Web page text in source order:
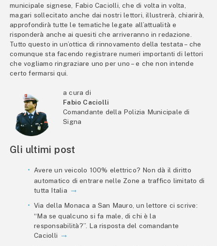
municipale signese, Fabio Caciolli, che di volta in volta,
magari sollecitato anche dai nostri lettori, illustrerà, chiarirà,
approfondirà tutte le tematiche legate all’attualità e
risponderà anche ai quesiti che arriveranno in redazione.
Tutto questo in un’ottica di rinnovamento della testata – che
comunque sta facendo registrare numeri importanti di lettori
che vogliamo ringraziare uno per uno – e che non intende
certo fermarsi qui.
a cura di
Fabio Caciolli
Comandante della Polizia Municipale di
Signa
Gli ultimi post
Avere un veicolo 100% elettrico? Non dà il diritto
automatico di entrare nelle Zone a traffico limitato di
tutta Italia
Via della Monaca a San Mauro, un lettore ci scrive:
“Ma se qualcuno si fa male, di chi è la
responsabilità?”. La risposta del comandante
Caciolli